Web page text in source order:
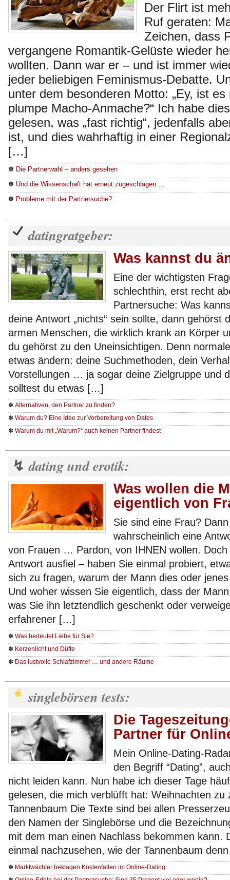
Der Flirt ist
Ruf geraten:
Zeichen, dass
vergangene Romantik-Gelüste wieder
wollten. Dann war er – und ist immer
jeder beliebigen Feminismus-Debatte.
unter dem besonderen Motto: „Ey, ist
plumpe Macho-Anmache?“ Ich habe
gelesen, was „fast richtig“, jedenfalls
ist, und dies wahrhaftig in einer
[…]
✽ Die Partnerwahl – anders gesehen
✽ Und die Wissenschaft hat erneut zugeschlagen …
✽ Probleme mit der Partnersuche?
datingratgeber:
Was kannst du
Eine der wichtigsten
schlechthin, erst recht
Partnersuche: Was
deine Antwort „nichts“ sein sollte, dann gehörst
armen Menschen, die wirklich krank an Körper
du gehörst zu den Uneinsichtigen. Denn
etwas ändern: deine Suchmethoden, dein
Vorstellungen … ja sogar deine Zielgruppe und
solltest du etwas […]
✽ Alternativen, den Partner zu finden?
✽ Warum du? Eine Idee zur Vorbereitung von Dates
✽ Warum du mit „Warum?“ auch keinen Partner findest
↯ dating und erotik:
Was wollen die
eigentlich von
Sie sind eine Frau?
wahrscheinlich eine
von Frauen … Pardon, von IHNEN wollen.
Antwort ausfiel – haben Sie einmal probiert,
sich zu fragen, warum der Mann dies oder jenes
Und woher wissen Sie eigentlich, dass der
was Sie ihn letztendlich geschenkt oder
erfahrener […]
✽ Was bedeutet Liebe für Sie?
✽ Kerzenlicht und Düfte
✽ Das lustvolle Schlafzimmer … und andere Räume
singlebörsen tests:
Die
Partner für
Mein Online-Dating-
den Begriff “Dating”,
nicht leiden kann. Nun habe ich dieser Tage
gelesen, die mich verblüfft hat: Weihnachten zu
Tannenbaum Die Texte sind bei allen
den Namen der Singlebörse und die
mit dem man einen Nachlass bekommen kann.
einmal nachzusehen, wie der Tannenbaum
✽ Marktwächter beklagen Kostenfallen im Online-Dating